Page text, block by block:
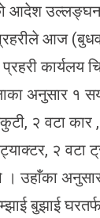
आदेश उल्लङ्घन
आज
कार्यलय
अनुसार १
२ वटा कार
२ वटा
। उहाँका
बुझाई